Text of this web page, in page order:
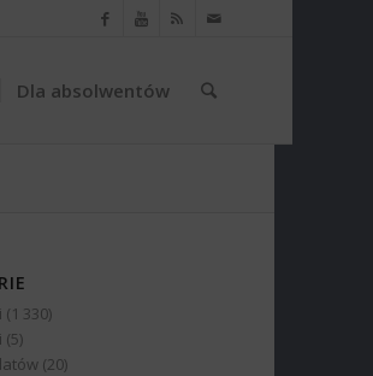
Dla absolwentów
(1 330)
(5)
(20)